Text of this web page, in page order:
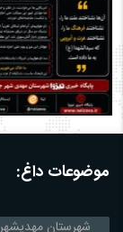
موضوعات داغ:
شهرستان مهدیشهر